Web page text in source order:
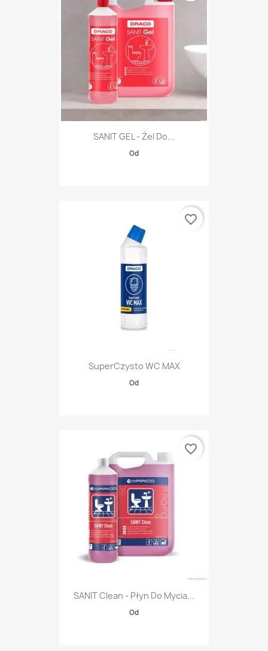
SANIT GEL - Żel Do...
Od
SuperCzysto WC MAX
Od
favorite_border
SANIT Clean - Płyn Do Mycia...
Od
favorite_border